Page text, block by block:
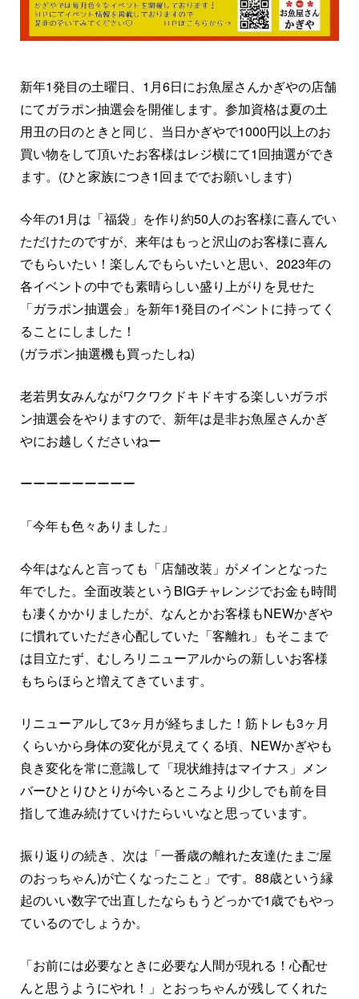
新年1発目の土曜日、1月6日にお魚屋さんかぎやの店舗
にてガラポン抽選会を開催します。参加資格は夏の土
用丑の日のときと同じ、当日かぎやで1000円以上のお
買い物をして頂いたお客様はレジ横にて1回抽選ができ
ます。(ひと家族につき1回まででお願いします)
今年の1月は「福袋」を作り約50人のお客様に喜んでい
ただけたのですが、来年はもっと沢山のお客様に喜ん
でもらいたい！楽しんでもらいたいと思い、2023年の
各イベントの中でも素晴らしい盛り上がりを見せた
「ガラポン抽選会」を新年1発目のイベントに持ってく
ることにしました！
(ガラポン抽選機も買ったしね)
老若男女みんながワクワクドキドキする楽しいガラポ
ン抽選会をやりますので、新年は是非お魚屋さんかぎ
やにお越しくださいねー
ーーーーーーーーー
「今年も色々ありました」
今年はなんと言っても「店舗改装」がメインとなった
年でした。全面改装というBIGチャレンジでお金も時間
も凄くかかりましたが、なんとかお客様もNEWかぎや
に慣れていただき心配していた「客離れ」もそこまで
は目立たず、むしろリニューアルからの新しいお客様
もちらほらと増えてきています。
リニューアルして3ヶ月が経ちました！筋トレも3ヶ月
くらいから身体の変化が見えてくる頃、NEWかぎやも
良き変化を常に意識して「現状維持はマイナス」メン
バーひとりひとりが今いるところより少しでも前を目
指して進み続けていけたらいいなと思っています。
振り返りの続き、次は「一番歳の離れた友達(たまご屋
のおっちゃん)が亡くなったこと」です。88歳という縁
起のいい数字で出直したならもうどっかで1歳でもやっ
ているのでしょうか。
「お前には必要なときに必要な人間が現れる！心配せ
んと思うようにやれ！」とおっちゃんが残してくれた